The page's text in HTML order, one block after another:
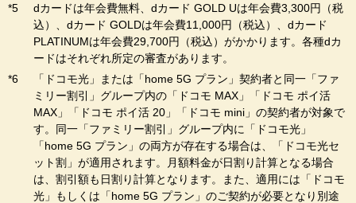
dカードは年会費無料、dカード GOLD Uは年会費3,300円（税
込）、dカード GOLDは年会費11,000円（税込）、dカード
PLATINUMは年会費29,700円（税込）がかかります。各種dカ
ードはそれぞれ所定の審査があります。
「ドコモ光」または「home 5G プラン」契約者と同一「ファ
ミリー割引」グループ内の「ドコモ MAX」「ドコモ ポイ活
MAX」「ドコモ ポイ活 20」「ドコモ mini」の契約者が対象で
す。同一「ファミリー割引」グループ内に「ドコモ光」
「home 5G プラン」の両方が存在する場合は、「ドコモ光セ
ット割」が適用されます。月額料金が日割り計算となる場合
は、割引額も日割り計算となります。また、適用には「ドコモ
光」もしくは「home 5G プラン」のご契約が必要となり別途